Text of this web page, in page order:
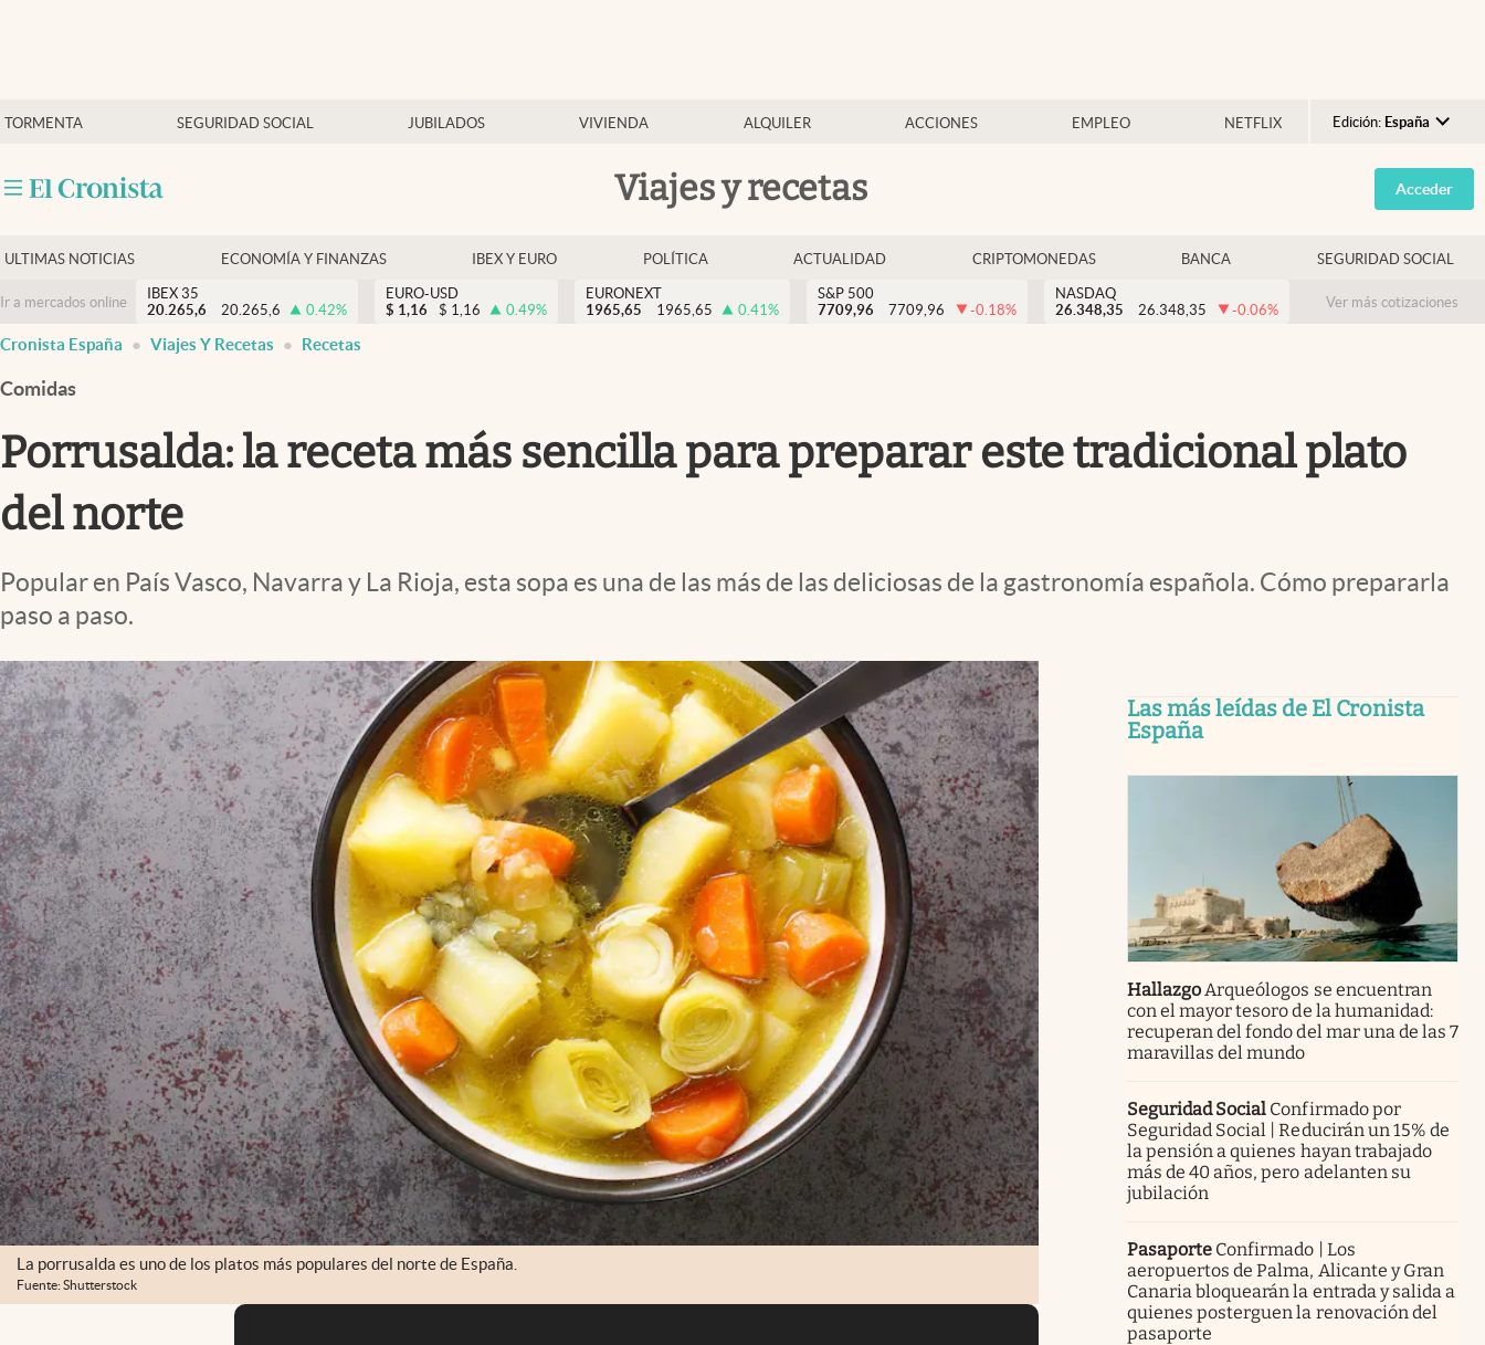
TORMENTA SEGURIDAD SOCIAL JUBILADOS VIVIENDA ALQUILER ACCIONES EMPLEO NETFLIX Edición: España
Argentina
España
USA
Colombia
Viajes y recetas
Economía y finanzas
Criptomonedas
Acceder
ULTIMAS NOTICIAS ECONOMÍA Y FINANZAS IBEX Y EURO POLÍTICA ACTUALIDAD CRIPTOMONEDAS BANCA SEGURIDAD SOCIAL
Ir a mercados online
IBEX 35
20.265,6
20.265,6 0.42%
EURO-USD
$ 1,16 $ 1,16 0.49%
EURONEXT
1965,65
1965,65 0.41%
S&P 500
7709,96
7709,96 -0.18%
NASDAQ
26.348,35
26.348,35 -0.06% Ver más cotizaciones
Cronista España Viajes Y Recetas Recetas
Comidas
Porrusalda: la receta más sencilla para preparar este tradicional plato
del norte
Popular en País Vasco, Navarra y La Rioja, esta sopa es una de las más de las deliciosas de la gastronomía española. Cómo prepararla
paso a paso.
La porrusalda es uno de los platos más populares del norte de España.
Fuente: Shutterstock
Las más leídas de El Cronista
España
HallazgoArqueólogos se encuentran
con el mayor tesoro de la humanidad:
recuperan del fondo del mar una de las 7
maravillas del mundo
Seguridad Social Confirmado por
Seguridad Social | Reducirán un 15% de
la pensión a quienes hayan trabajado
más de 40 años, pero adelanten su
jubilación
Pasaporte Confirmado | Los
aeropuertos de Palma, Alicante y Gran
Canaria bloquearán la entrada y salida a
quienes posterguen la renovación del
pasaporte